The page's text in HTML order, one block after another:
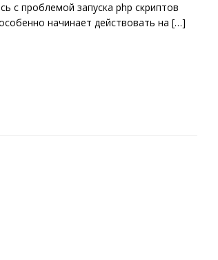
с проблемой запуска php скриптов
начинает действовать на […]